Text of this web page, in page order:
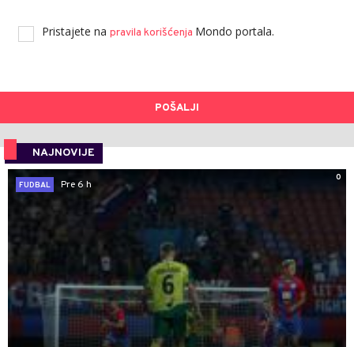
Pristajete na pravila korišćenja Mondo portala.
POŠALJI
NAJNOVIJE
0
FUDBAL
Pre 6 h